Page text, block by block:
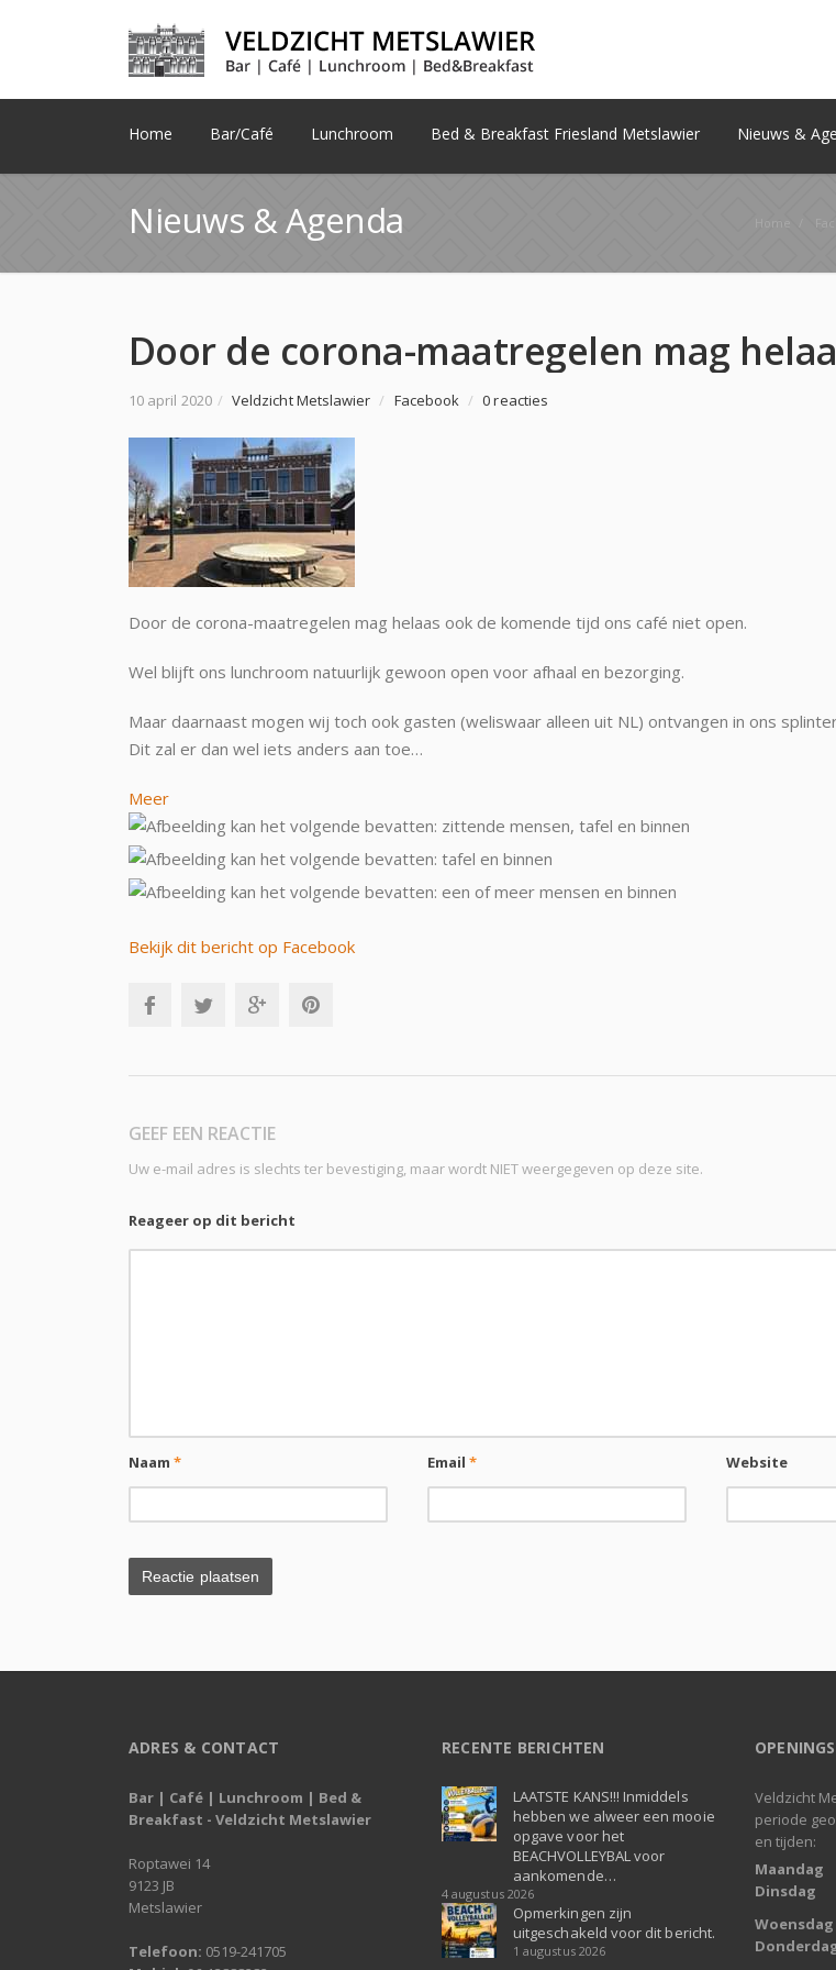
Home Bar/Café Lunchroom Bed & Breakfast Friesland Metslawier Nieuws &
Home
Nieuws & Agenda
10 april 2020 / Veldzicht Metslawier / Facebook / 0 reacties
Door de corona-maatregelen mag helaas ook de komende tijd ons café niet open.
Wel blijft ons lunchroom natuurlijk gewoon open voor afhaal en bezorging.
Maar daarnaast mogen wij toch ook gasten (weliswaar alleen uit NL) ontvangen in ons
Dit zal er dan wel iets anders aan toe…
Meer
Bekijk dit bericht op Facebook
GEEF EEN REACTIE
Uw e-mail adres is slechts ter bevestiging, maar wordt NIET weergegeven op deze site.
Reageer op dit bericht
Naam* Email* Website
ADRES & CONTACT
Bar | Café | Lunchroom | Bed &
Breakfast - Veldzicht Metslawier
Roptawei 14
9123 JB
Metslawier
Telefoon: 0519-241705
RECENTE BERICHTEN
LAATSTE KANS!!! Inmiddels
hebben we alweer een mooie
opgave voor het
BEACHVOLLEYBAL voor
aankomende…
4 augustus 2026
Opmerkingen zijn
uitgeschakeld voor dit bericht.
1 augustus 2026
Veldzicht
periode
en tijden:
Maandag
Dinsdag
Woensdag